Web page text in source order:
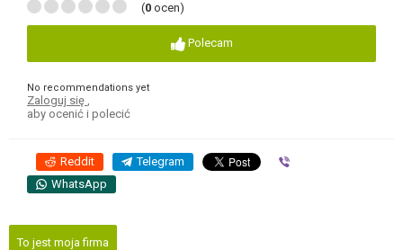
(0 ocen)
Polecam
No recommendations yet
Zaloguj się
aby ocenić i polecić
Reddit Telegram
WhatsApp
To jest moja firma